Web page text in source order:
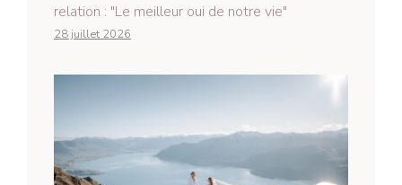
relation : "Le meilleur oui de notre vie"
28 juillet 2026